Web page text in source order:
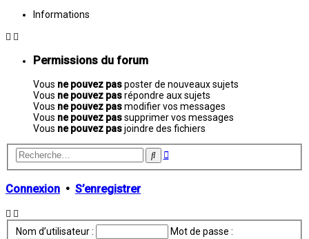
Informations
Permissions du forum
Vous ne pouvez pasposter de nouveaux sujets
Vous ne pouvez pasrépondre aux sujets
Vous ne pouvez pasmodifier vos messages
Vous ne pouvez passupprimer vos messages
Vous ne pouvez pasjoindre des fichiers
Rechercher
Recherche
Connexion • S’enregistrer
Nom d’utilisateur : Mot de passe :